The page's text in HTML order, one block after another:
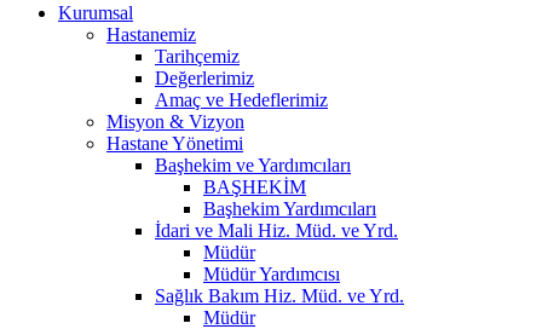
Kurumsal
Hastanemiz
Tarihçemiz
Değerlerimiz
Amaç ve Hedeflerimiz
Misyon & Vizyon
Hastane Yönetimi
Başhekim ve Yardımcıları
BAŞHEKİM
Başhekim Yardımcıları
İdari ve Mali Hiz. Müd. ve Yrd.
Müdür
Müdür Yardımcısı
Sağlık Bakım Hiz. Müd. ve Yrd.
Müdür